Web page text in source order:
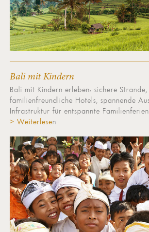
Bali mit Kindern
Bali mit Kindern erleben: sichere Strände,
familienfreundliche Hotels, spannende
Infrastruktur für entspannte
> Weiterlesen